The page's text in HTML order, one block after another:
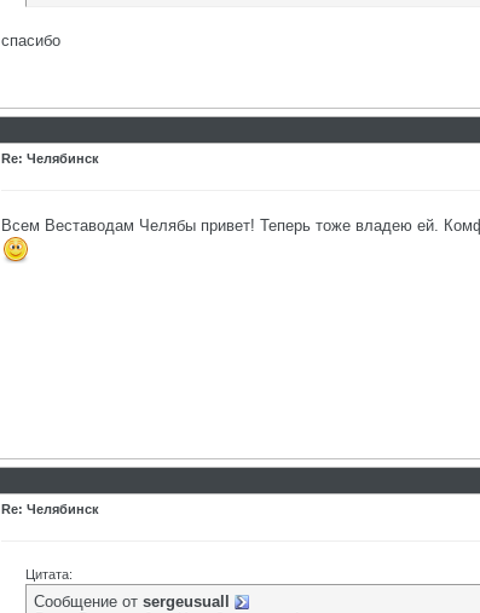
спасибо
Re: Челябинск
Всем Веставодам Челябы привет! Теперь тоже владею ей.
Re: Челябинск
Цитата:
Сообщение от sergeusuall